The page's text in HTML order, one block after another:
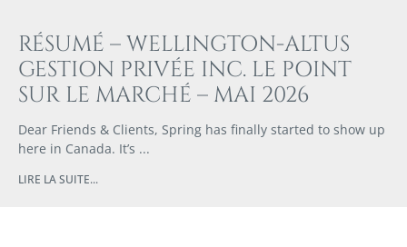
RÉSUMÉ – WELLINGTON-ALTUS
GESTION PRIVÉE INC. LE POINT
SUR LE MARCHÉ – MAI 2026
Dear Friends & Clients, Spring has finally started to show up
here in Canada. It’s
LIRE LA SUITE...